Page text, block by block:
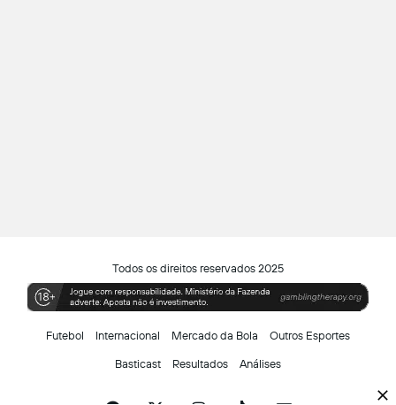
Todos os direitos reservados 2025
Futebol Internacional Mercado da Bola Outros Esportes
Basticast Resultados Análises